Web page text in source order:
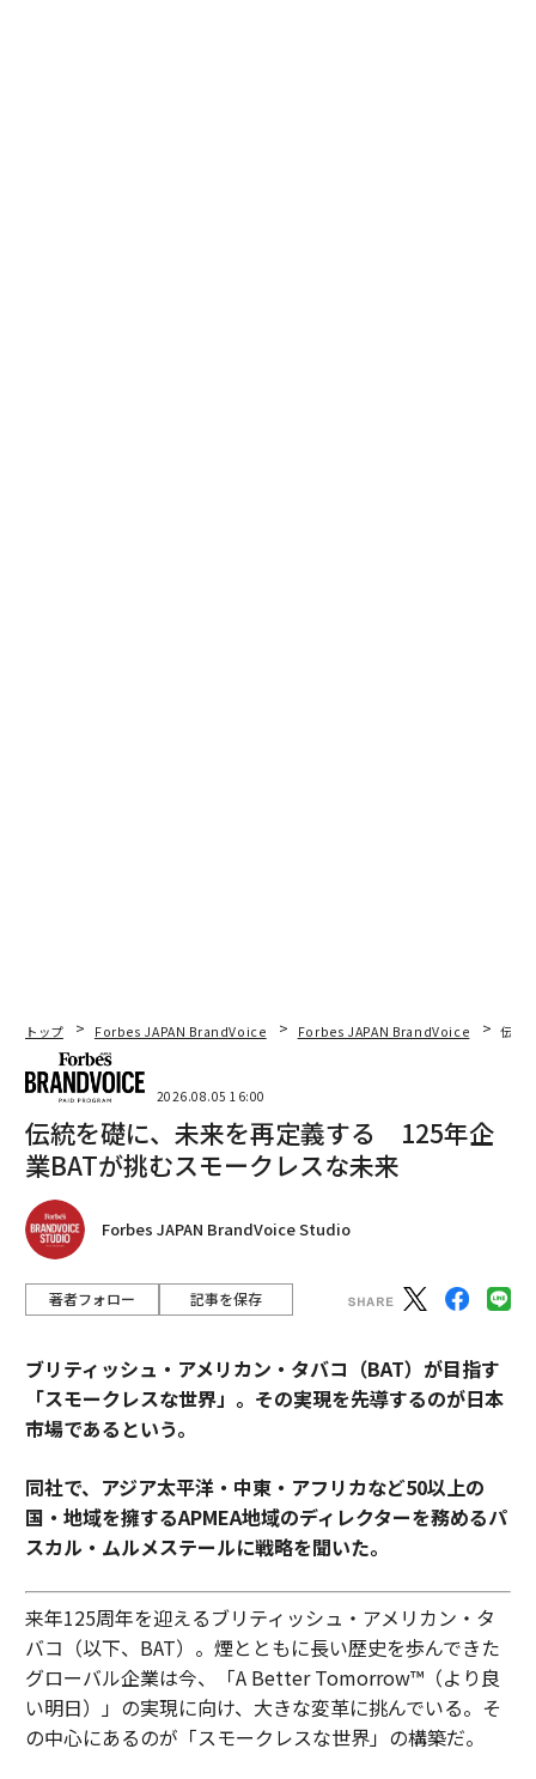
トップ Forbes JAPAN BrandVoice Forbes JAPAN BrandVoice 伝統
2026.08.05 16:00
伝統を礎に、未来を再定義する 125年企
業BATが挑むスモークレスな未来
Forbes JAPAN BrandVoice Studio
著者フォロー 記事を保存
ブリティッシュ・アメリカン・タバコ（BAT）が目指す
「スモークレスな世界」。その実現を先導するのが日本
市場であるという。
同社で、アジア太平洋・中東・アフリカなど50以上の
国・地域を擁するAPMEA地域のディレクターを務めるパ
スカル・ムルメステールに戦略を聞いた。
来年125周年を迎えるブリティッシュ・アメリカン・タ
バコ（以下、BAT）。煙とともに長い歴史を歩んできた
グローバル企業は今、「A Better Tomorrow™（より良
い明日）」の実現に向け、大きな変革に挑んでいる。そ
の中心にあるのが「スモークレスな世界」の構築だ。